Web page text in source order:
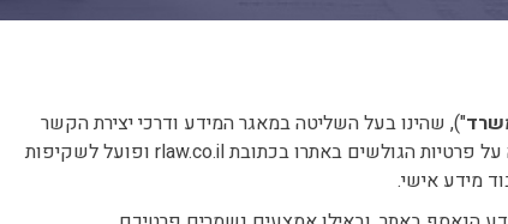
"), שהינו בעל השליטה במאגר המידע ודרכי יצירת הקשר
עימו מפורטות להלן, רואה חשיבות רבה בשמירה על פרטיות הגולשים באתרו בכתובת rlaw.co.il ופועל לשקיפות
מידע אישי.